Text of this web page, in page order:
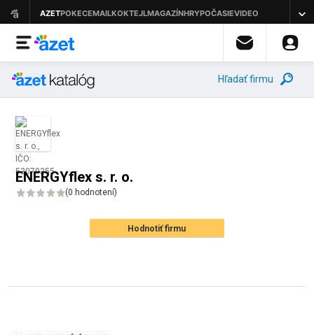
Hľadať firmu
ENERGYflex s. r. o.
(0 hodnotení)
Hodnotiť firmu